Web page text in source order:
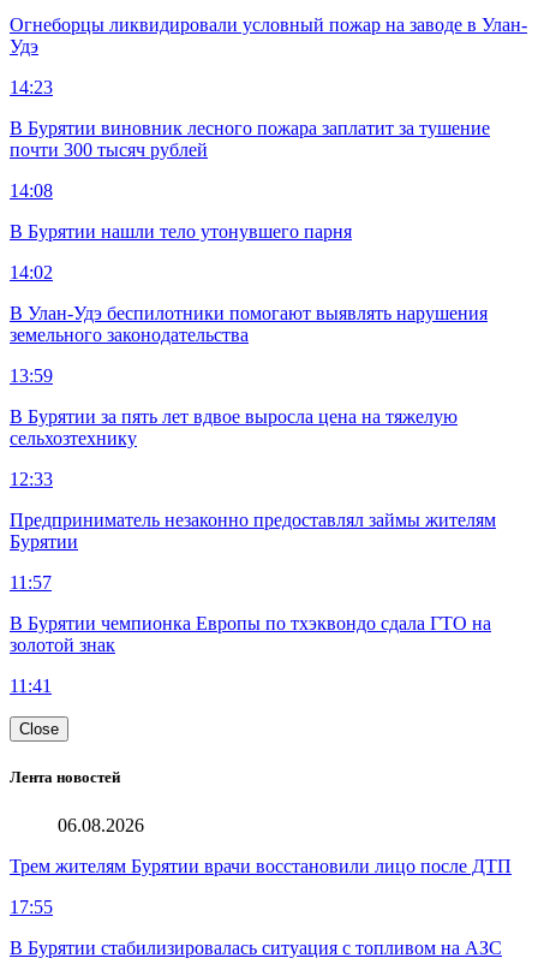
Огнеборцы ликвидировали условный пожар на заводе в Улан-
Удэ
14:23
В Бурятии виновник лесного пожара заплатит за тушение
почти 300 тысяч рублей
14:08
В Бурятии нашли тело утонувшего парня
14:02
В Улан-Удэ беспилотники помогают выявлять нарушения
земельного законодательства
13:59
В Бурятии за пять лет вдвое выросла цена на тяжелую
сельхозтехнику
12:33
Предприниматель незаконно предоставлял займы жителям
Бурятии
11:57
В Бурятии чемпионка Европы по тхэквондо сдала ГТО на
золотой знак
11:41
Close
Лента новостей
06.08.2026
Трем жителям Бурятии врачи восстановили лицо после ДТП
17:55
В Бурятии стабилизировалась ситуация с топливом на АЗС